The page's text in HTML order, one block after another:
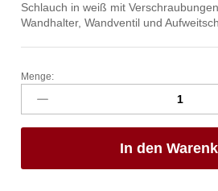
Schlauch in weiß mit
Wandhalter, Wandventil und
spa
Kneipp'sche
Garnitur
1/2"
20mm
Menge:
In den